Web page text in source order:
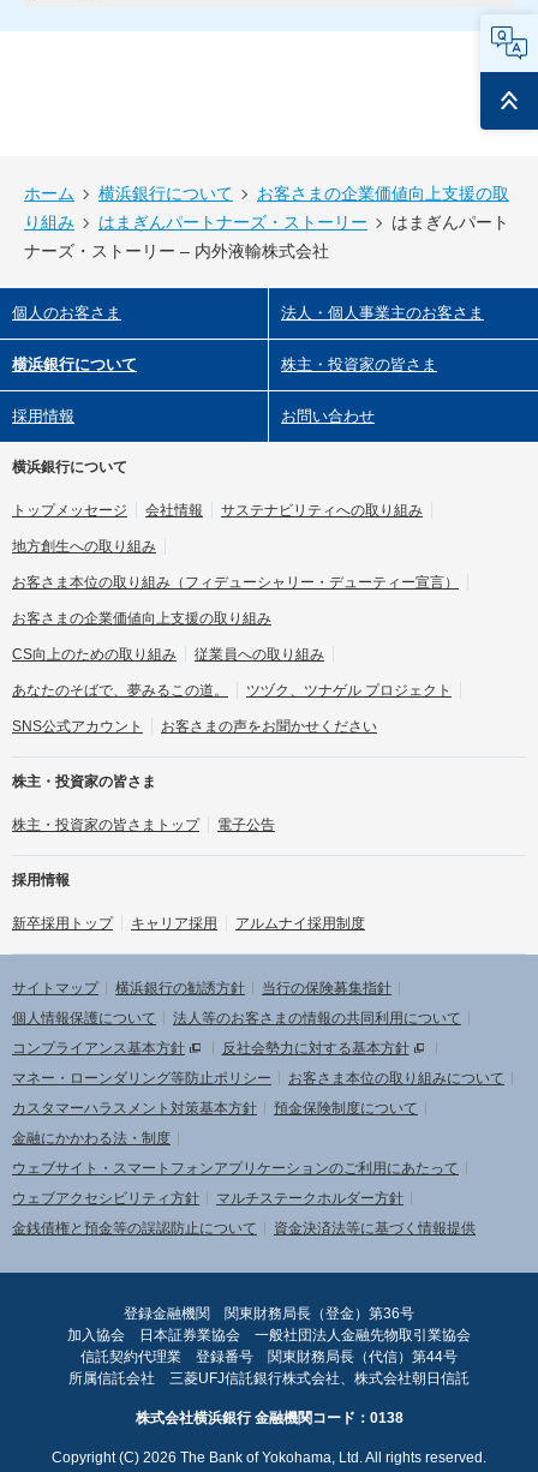
トップ
ホーム 横浜銀行について
お客さまの企業価値向上支援の取
り組み
はまぎんパートナーズ・ストーリー
はまぎんパート
ナーズ・ストーリー – 内外液輸株式会社
個人のお客さま 法人・個人事業主のお客さま
横浜銀行について 株主・投資家の皆さま
採用情報 お問い合わせ
横浜銀行について
トップメッセージ 会社情報 サステナビリティへの取り組み
地方創生への取り組み
お客さま本位の取り組み （フィデューシャリー・デューティー宣言）
お客さまの企業価値向上支援の取り組み
CS向上のための取り組み 従業員への取り組み
あなたのそばで、夢みるこの道。 ツヅク、ツナゲル プロジェクト
SNS公式アカウント お客さまの声をお聞かせください
株主・投資家の皆さま
株主・投資家の皆さまトップ 電子公告
採用情報
新卒採用トップ キャリア採用 アルムナイ採用制度
サイトマップ 横浜銀行の勧誘方針
当行の保険募集指針
個人情報保護について
法人等のお客さまの情報の共同利用について
コンプライアンス基本方針
反社会勢力に対する基本方針
マネー・ローンダリング等防止ポリシー
お客さま本位の取り組みについて
カスタマーハラスメント対策基本方針
預金保険制度について
金融にかかわる法・制度
ウェブサイト・スマートフォンアプリケーションのご利用にあたって
ウェブアクセシビリティ方針
マルチステークホルダー方針
金銭債権と預金等の誤認防止について
資金決済法等に基づく情報提供
登録金融機関 関東財務局長（登金）第36号
加入協会 日本証券業協会 一般社団法人金融先物取引業協会
信託契約代理業 登録番号 関東財務局長（代信）第44号
所属信託会社 三菱UFJ信託銀行株式会社、株式会社朝日信託
株式会社横浜銀行 金融機関コード：0138
Copyright (C) 2026 The Bank of Yokohama, Ltd. All rights reserved.